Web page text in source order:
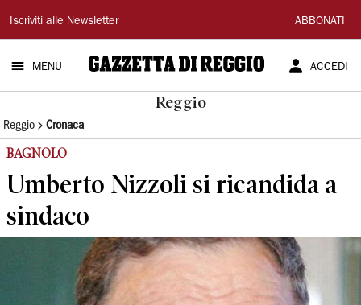
Gazzetta
di
Reggio
Iscriviti alle Newsletter ABBONATI
MENU ACCEDI
Reggio
Reggio Cronaca
BAGNOLO
Umberto Nizzoli si ricandida a
sindaco